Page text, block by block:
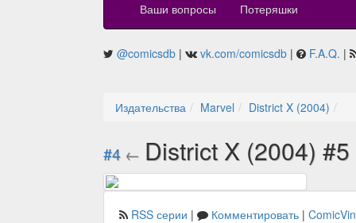
Ваши вопросы Потеряшки
@comicsdb | vk.com/comicsdb | F.A.Q. |
Издательства Marvel District X (2004)
#4 ← District X (2004) #5
RSS серии | Комментировать |